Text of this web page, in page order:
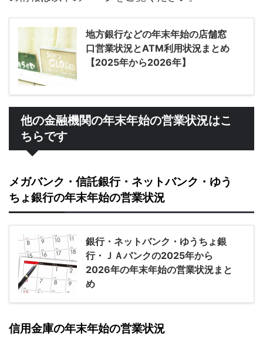
地方銀行などの年末年始の店舗窓
口営業状況とATM利用状況まとめ
【2025年から2026年】
他の金融機関の年末年始の営業状況はこ
ちらです
メガバンク・信託銀行・ネットバンク・ゆう
ちょ銀行の年末年始の営業状況
銀行・ネットバンク・ゆうちょ銀
行・ＪＡバンクの2025年から
2026年の年末年始の営業状況まと
め
信用金庫の年末年始の営業状況